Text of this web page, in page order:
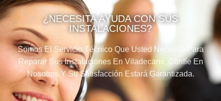
¿NECESITA AYUDA CON SUS
INSTALACIONES?
Somos El Servicio Técnico Que Usted Necesita Para
Reparar Sus Instalaciones En Viladecans, Confíe En
Nosotros Y Su Satisfacción Estará Garantizada.